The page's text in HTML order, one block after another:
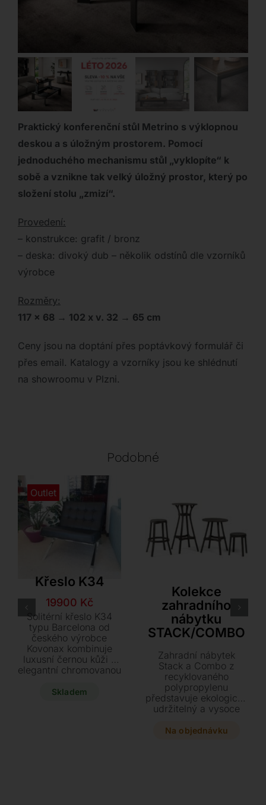
Praktický konferenční stůl Metrino s výklopnou
deskou a s úložným prostorem. Pomocí
jednoduchého mechanismu stůl „vyklopíte“ k
sobě a vznikne tak velký úložný prostor, který po
složení stolu „zmizí“.
Provedení:
– konstrukce: grafit / bronz
– deska: divoký dub – několik odstínů dle vzorníků
výrobce
Rozměry:
117 x 68 → 102 x v. 32 → 65 cm
Ceny jsou na doptání přes poptávkový formulář či
přes email. Katalogy a vzorníky jsou ke shlédnutí
na showroomu v Plzni.
Podobné
Outlet
Křeslo K34
Původní
cena
byla:
41400 Kč.
19900 Kč
Aktuální
cena
je:
19900 Kč.
Solitérní křeslo K34
typu Barcelona od
českého výrobce
Kovonax kombinuje
luxusní černou kůži s
elegantní chromovanou
tento ikonický
Skladem
Kolekce
zahradního
nábytku
STACK/COMBO
Zahradní nábytek
Stack a Combo z
recyklovaného
polypropylenu
představuje ekologicky
udržitelný a vysoce
exteriér. Tato variabilní
Na objednávku